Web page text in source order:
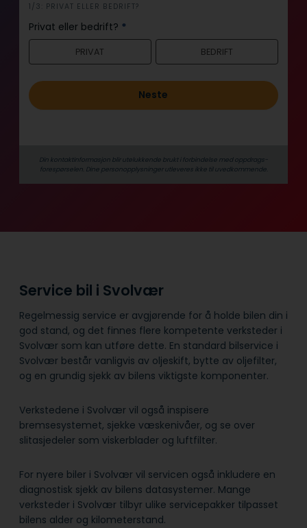
i
n
n
o
d
1/3: PRIVAT ELLER BEDRIFT?
Privat eller bedrift? *
PRIVAT BEDRIFT
Neste
Din kontaktinformasjon blir utelukkende brukt i forbindelse med oppdrags­
forespørselen. Dine person­­opplysninger utleveres ikke til uvedkommende.
Service bil i Svolvær
Regelmessig service er avgjørende for å holde bilen din i
god stand, og det finnes flere kompetente verksteder i
Svolvær som kan utføre dette. En standard bilservice i
Svolvær består vanligvis av oljeskift, bytte av oljefilter,
og en grundig sjekk av bilens viktigste komponenter.
Verkstedene i Svolvær vil også inspisere
bremsesystemet, sjekke væskenivåer, og se over
slitasjedeler som viskerblader og luftfilter.
For nyere biler i Svolvær vil servicen også inkludere en
diagnostisk sjekk av bilens datasystemer. Mange
verksteder i Svolvær tilbyr ulike servicepakker tilpasset
bilens alder og kilometerstand.